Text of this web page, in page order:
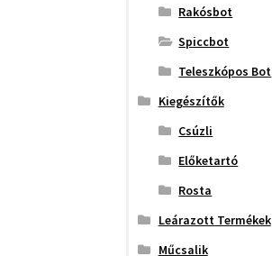
Rakósbot
Spiccbot
Teleszkópos Bot
Kiegészítők
Csúzli
Előketartó
Rosta
Leárazott Termékek
Műcsalik